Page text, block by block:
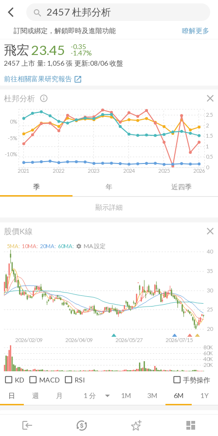
arrow_back_ios search
login dashboard
市場 登入
飛宏 23.45-1.47%
訂閱或綁定，解鎖即時及進階功能
瞭解更多
飛宏23.45 -0.35
-1.47%
2457 上市 量: 1,056張 更新:08/06 收盤
前往相關富果研究報告 open_in_new
杜邦分析 close
顯示詳細
info_outline
季 年 近四季
2021 2022 2023 2024 2025 2026
0
0.5
1
1.5
2
2.5
-10%
-5%
0%
股價K線 close
日 週 月 1M 3M 6M 1Y
2026/02/09 2026/04/09 2026/05/27 2026/07/15
20
25
30
35
40
20K
40K
60K
80K
5MA: 10MA: 20MA: 60MA: settings MA 設定
KD MACD RSI 手勢操作
推薦卡片 消息面 財務報